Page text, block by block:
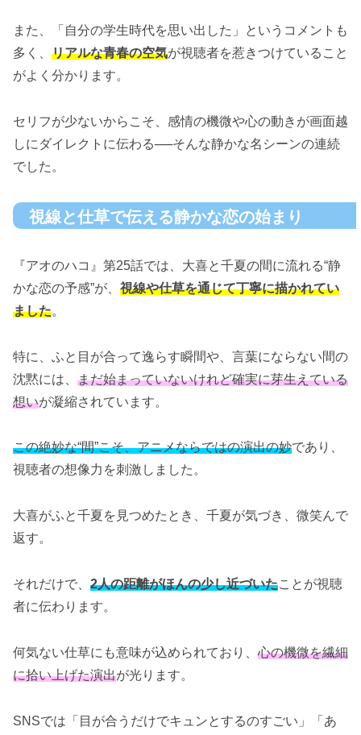
また、「自分の学生時代を思い出した」というコメントも
多く、 リアルな青春の空気が視聴者を惹きつけていること
がよく分かります。
セリフが少ないからこそ、感情の機微や心の動きが画面越
しにダイレクトに伝わる──そんな静かな名シーンの連続
でした。
視線と仕草で伝える静かな恋の始まり
『アオのハコ』第25話では、大喜と千夏の間に流れる“静
かな恋の予感”が、 視線や仕草を通じて丁寧に描かれてい
ました。
特に、ふと目が合って逸らす瞬間や、言葉にならない間の
沈黙には、 まだ始まっていないけれど確実に芽生えている
想いが凝縮されています。
この絶妙な“間”こそ、アニメならではの演出の妙であり、
視聴者の想像力を刺激しました。
大喜がふと千夏を見つめたとき、千夏が気づき、微笑んで
返す。
それだけで、 2人の距離がほんの少し近づいたことが視聴
者に伝わります。
何気ない仕草にも意味が込められており、 心の機微を繊細
に拾い上げた演出が光ります。
SNSでは「目が合うだけでキュンとするのすごい」「あ